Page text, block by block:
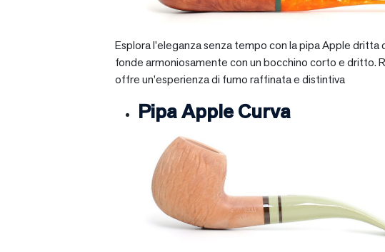
Esplora l’eleganza senza tempo con la pipa Apple
fonde armoniosamente con un bocchino corto e dritto.
offre un’esperienza di fumo raffinata e distintiva
Pipa Apple Curva